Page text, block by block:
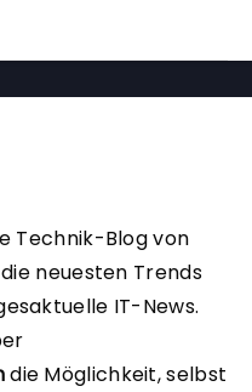
Technik-Blog von
neuesten Trends
IT-News.
die Möglichkeit, selbst